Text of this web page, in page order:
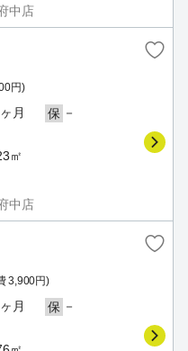
中店
円)
月 保 －
㎡
中店
3,900円)
月 保 －